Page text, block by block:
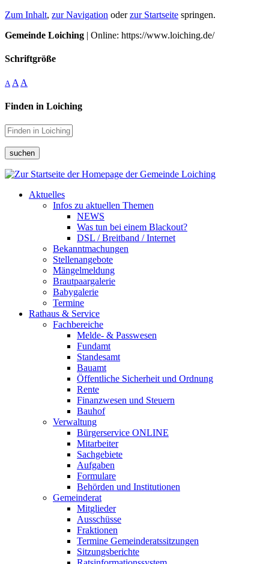
Zum Inhalt, zur Navigation oderzur Startseite springen.
Gemeinde Loiching | Online: https://www.loiching.de/
Schriftgröße
A A A
Finden in Loiching
suchen
Aktuelles
Infos zu aktuellen Themen
NEWS
Was tun bei einem Blackout?
DSL / Breitband / Internet
Bekanntmachungen
Stellenangebote
Mängelmeldung
Brautpaargalerie
Babygalerie
Termine
Rathaus & Service
Fachbereiche
Melde- & Passwesen
Fundamt
Standesamt
Bauamt
Öffentliche Sicherheit und Ordnung
Rente
Finanzwesen und Steuern
Bauhof
Verwaltung
Bürgerservice ONLINE
Mitarbeiter
Sachgebiete
Aufgaben
Formulare
Behörden und Institutionen
Gemeinderat
Mitglieder
Ausschüsse
Fraktionen
Termine Gemeinderatssitzungen
Sitzungsberichte